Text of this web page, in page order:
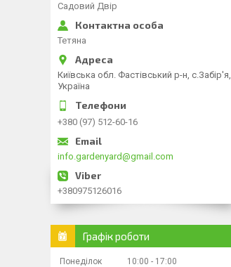
Садовий Двір
Тетяна
Київська обл. Фастівський р-н, с.Забір'я,
Україна
+380 (97) 512-60-16
info.gardenyard@gmail.com
+380975126016
Графік роботи
Понеділок 10:00
17:00